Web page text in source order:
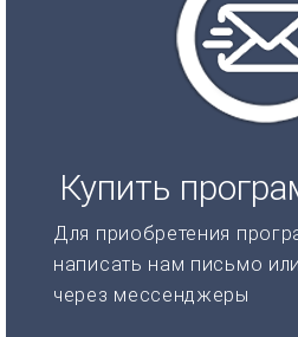
Купить
Для приобретения
написать нам письмо
через мессенджеры